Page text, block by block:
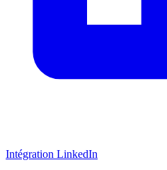
Intégration LinkedIn